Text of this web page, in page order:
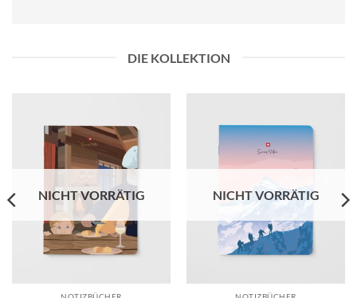
DIE KOLLEKTION
NICHT VORRÄTIG NICHT VORRÄTIG